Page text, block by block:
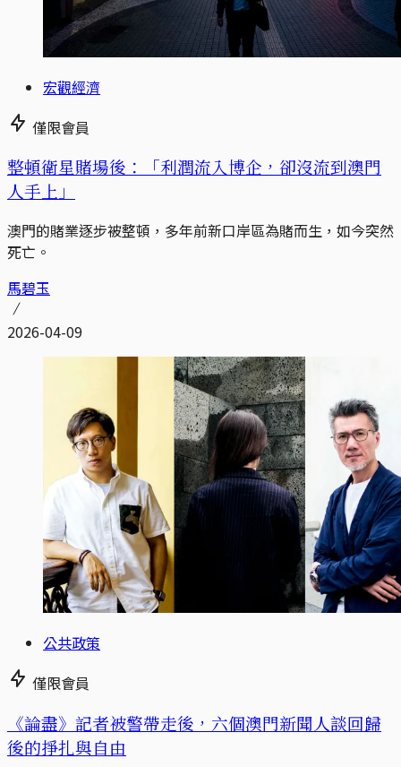
宏觀經濟
僅限會員
整頓衛星賭場後：「利潤流入博企，卻沒流到澳門
人手上」
澳門的賭業逐步被整頓，多年前新口岸區為賭而生，如今突然
死亡。
馬碧玉
2026-04-09
公共政策
僅限會員
《論盡》記者被警帶走後，六個澳門新聞人談回歸
後的掙扎與自由